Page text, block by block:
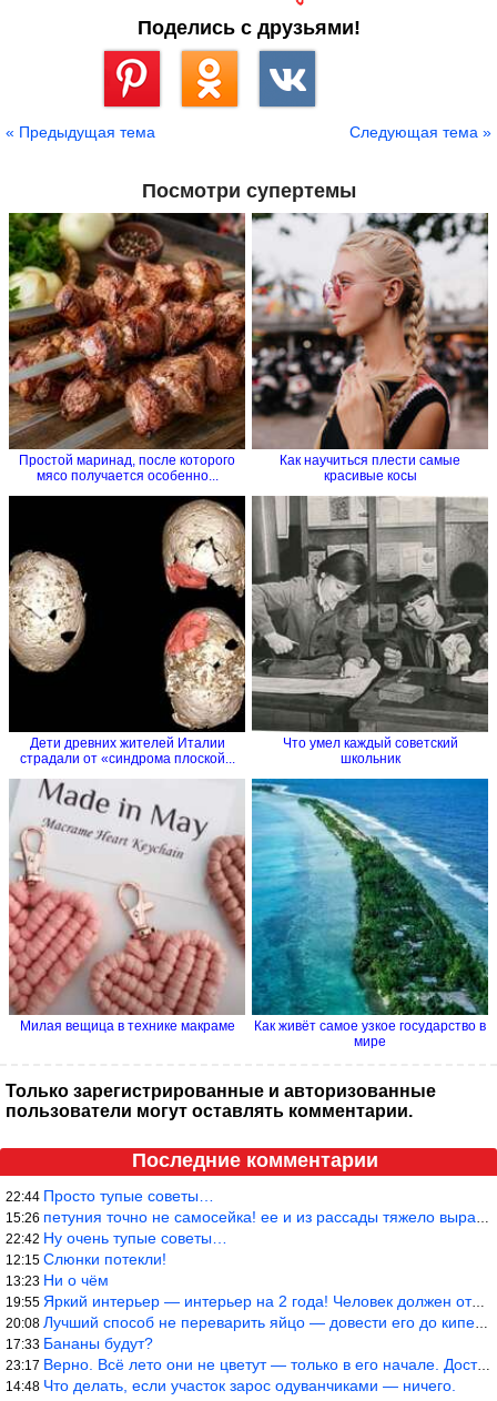
Поделись с друзьями!
« Предыдущая тема Следующая тема »
Посмотри супертемы
Простой маринад, после которого
мясо получается особенно...
Как научиться плести самые
красивые косы
Дети древних жителей Италии
страдали от «синдрома плоской...
Что умел каждый советский
школьник
Милая вещица в технике макраме
Как живёт самое узкое государство в
мире
Только зарегистрированные и авторизованные
пользователи могут оставлять комментарии.
Последние комментарии
22:44 Просто тупые советы…
15:26 петуния точно не самосейка! ее и из рассады тяжело вырастить!
22:42 Ну очень тупые советы…
12:15 Слюнки потекли!
13:23 Ни о чём
19:55 Яркий интерьер — интерьер на 2 года! Человек должен отдыхать в с
20:08 Лучший способ не переварить яйцо — довести его до кипения и выкл
17:33 Бананы будут?
23:17 Верно. Всё лето они не цветут — только в его начале. Достаточно
14:48 Что делать, если участок зарос одуванчиками — ничего.